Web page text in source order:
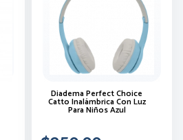
Diadema Perfect Choice
Catto Inalámbrica Con Luz
Para Niños Azul